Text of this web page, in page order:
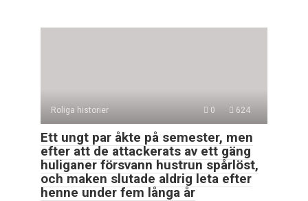
Roliga historier 0 624
Ett ungt par åkte på semester, men
efter att de attackerats av ett gäng
huliganer försvann hustrun spårlöst,
och maken slutade aldrig leta efter
henne under fem långa år